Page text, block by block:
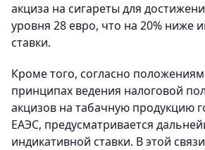
акциза на сигареты для
уровня 28 евро, что на 20% ниже
ставки.
Кроме того, согласно
принципах ведения налоговой
акцизов на табачную продукцию
ЕАЭС, предусматривается
индикативной ставки. В этой